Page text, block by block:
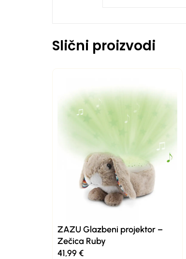
Slični proizvodi
ZAZU Glazbeni projektor –
Zečica Ruby
41,99€